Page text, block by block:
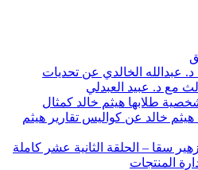
عبدالله الخالدي عن تحديات
مع د. عبيد العبدلي
طلابها هيثم خالد كمثال
خالد عن كواليس تقارير هيثم
سقا – الحلقة الثانية عشر كاملة
المنتجات